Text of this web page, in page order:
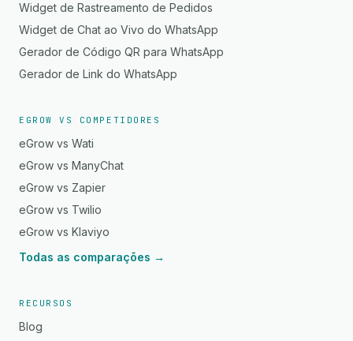
Widget de Rastreamento de Pedidos
Widget de Chat ao Vivo do WhatsApp
Gerador de Código QR para WhatsApp
Gerador de Link do WhatsApp
EGROW VS COMPETIDORES
eGrow vs Wati
eGrow vs ManyChat
eGrow vs Zapier
eGrow vs Twilio
eGrow vs Klaviyo
Todas as comparações →
RECURSOS
Blog